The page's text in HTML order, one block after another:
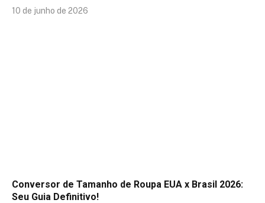
10 de junho de 2026
Conversor de Tamanho de Roupa EUA x Brasil 2026:
Seu Guia Definitivo!